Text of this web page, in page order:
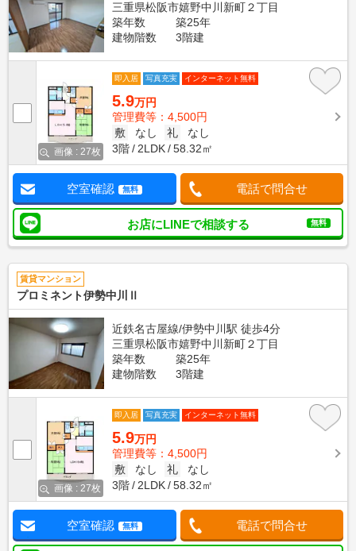
三重県松阪市嬉野中川新町２丁目
築年数
築25年
建物階数
3階建
画像 : 27枚
即入居 写真充実 インターネット無料
5.9万円
管理費等：4,500円
敷
なし 礼
なし
3階
2LDK 58.32㎡
空室確認 無料 電話で問合せ
お店にLINEで相談する 無料
賃貸マンション
プロミネント伊勢中川Ⅱ
近鉄名古屋線/伊勢中川駅 徒歩4分
三重県松阪市嬉野中川新町２丁目
築年数
築25年
建物階数
3階建
画像 : 27枚
即入居 写真充実 インターネット無料
5.9万円
管理費等：4,500円
敷
なし 礼
なし
3階
2LDK 58.32㎡
空室確認 無料 電話で問合せ